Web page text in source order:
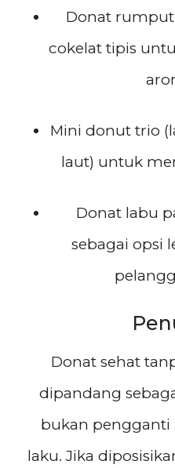
Donat
cokelat tipis
Mini donut trio
laut) untuk
Donat labu
sebagai opsi
Donat sehat
dipandang
bukan pengganti
laku. Jika